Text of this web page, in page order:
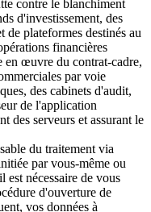
contre le blanchiment
d'investissement, des
plateformes destinés au
financières
en œuvre du contrat-cadre,
par voie
des cabinets d'audit,
de l'application
des serveurs et assurant le
du traitement via
par vous-même ou
est nécessaire de vous
d'ouverture de
vos données à